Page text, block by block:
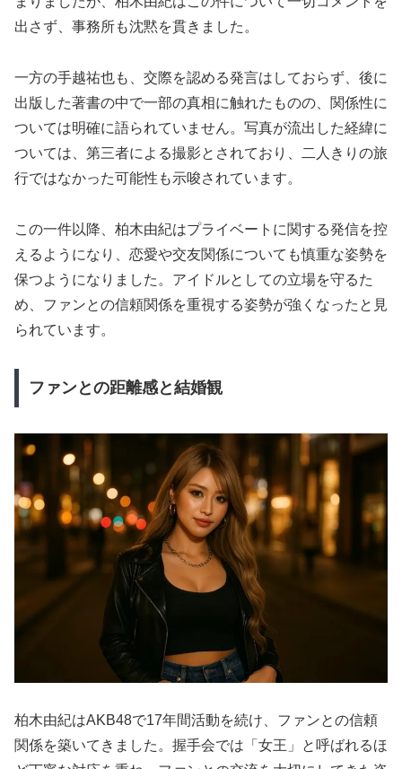
出さず、事務所も沈黙を貫きました。
一方の手越祐也も、交際を認める発言はしておらず、後に
出版した著書の中で一部の真相に触れたものの、関係性に
ついては明確に語られていません。写真が流出した経緯に
ついては、第三者による撮影とされており、二人きりの旅
行ではなかった可能性も示唆されています。
この一件以降、柏木由紀はプライベートに関する発信を控
えるようになり、恋愛や交友関係についても慎重な姿勢を
保つようになりました。アイドルとしての立場を守るた
め、ファンとの信頼関係を重視する姿勢が強くなったと見
られています。
ファンとの距離感と結婚観
柏木由紀はAKB48で17年間活動を続け、ファンとの信頼
関係を築いてきました。握手会では「女王」と呼ばれるほ